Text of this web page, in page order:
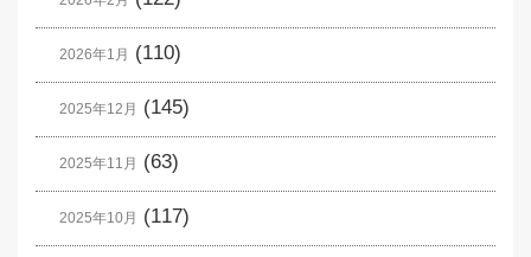
2026年1月 (110)
2025年12月 (145)
2025年11月 (63)
2025年10月 (117)